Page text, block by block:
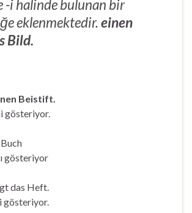
-i halinde bulunan bir
eklenmektedir.einen
Bild.
Beistift.
gösteriyor.
gösteriyor
das Heft.
gösteriyor.